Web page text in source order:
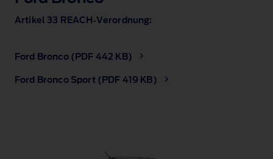
Artikel 33 REACH‑Verordnung:
Ford Bronco (PDF 442 KB)
Ford Bronco Sport (PDF 419 KB)